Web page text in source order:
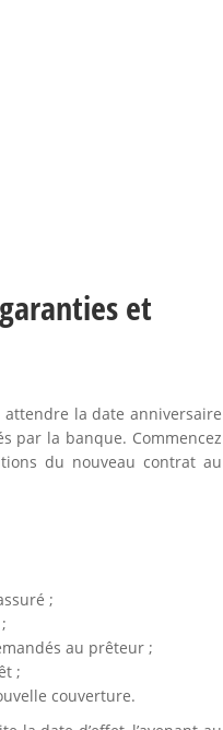
et
attendre la date anniversaire
par la banque. Commencez
du nouveau contrat au
;
au prêteur ;
;
couverture.